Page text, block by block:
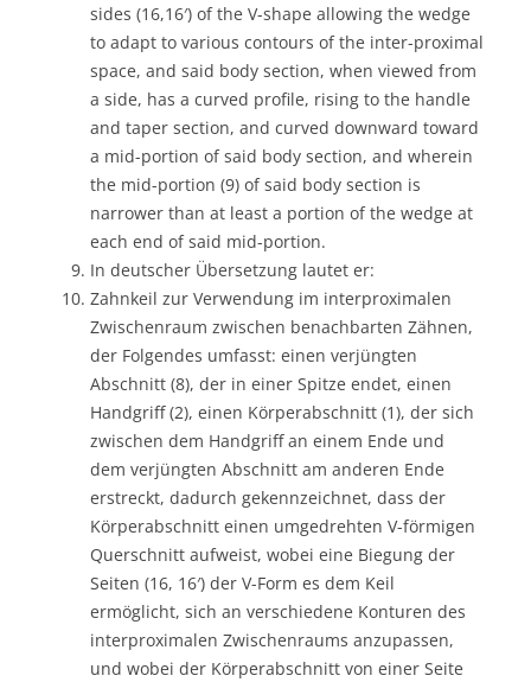
sides (16,16′) of the V-shape allowing the wedge
to adapt to various contours of the inter-proximal
space, and said body section, when viewed from
a side, has a curved profile, rising to the handle
and taper section, and curved downward toward
a mid-portion of said body section, and wherein
the mid-portion (9) of said body section is
narrower than at least a portion of the wedge at
each end of said mid-portion.
In deutscher Übersetzung lautet er:
Zahnkeil zur Verwendung im interproximalen
Zwischenraum zwischen benachbarten Zähnen,
der Folgendes umfasst: einen verjüngten
Abschnitt (8), der in einer Spitze endet, einen
Handgriff (2), einen Körperabschnitt (1), der sich
zwischen dem Handgriff an einem Ende und
dem verjüngten Abschnitt am anderen Ende
erstreckt, dadurch gekennzeichnet, dass der
Körperabschnitt einen umgedrehten V-förmigen
Querschnitt aufweist, wobei eine Biegung der
Seiten (16, 16′) der V-Form es dem Keil
ermöglicht, sich an verschiedene Konturen des
interproximalen Zwischenraums anzupassen,
und wobei der Körperabschnitt von einer Seite